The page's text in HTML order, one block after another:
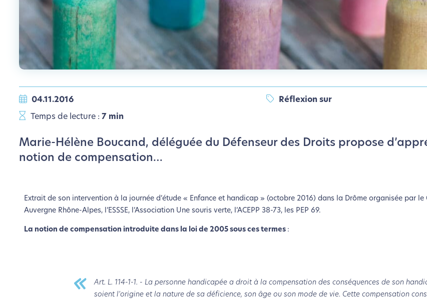
04.11.2016 Réflexion sur
Temps de lecture : 7 min
Marie-Hélène Boucand, déléguée du Défenseur des Droits propose
notion de compensation…
Extrait de son intervention à la journée d’étude « Enfance et handicap » (octobre 2016) dans la Drôme organisée par
Auvergne Rhône-Alpes, l’ESSSE, l’Association Une souris verte, l’ACEPP 38-73, les PEP 69.
La notion de compensation introduite dans la loi de 2005 sous ces termes :
Art. L. 114-1-1. - La personne handicapée a droit à la compensation des conséquences de son
soient l'origine et la nature de sa déficience, son âge ou son mode de vie. Cette compensation